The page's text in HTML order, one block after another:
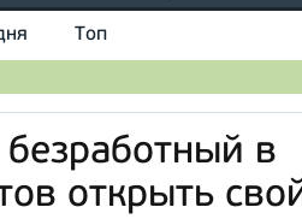
Топ
в
открыть